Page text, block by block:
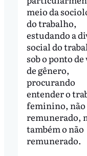
meio da
do trabalho,
estudando a
social do
sob o ponto
de gênero,
procurando
entender o
feminino, não
remunerado,
também o não
remunerado.